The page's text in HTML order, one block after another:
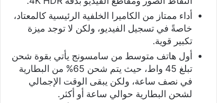
أداء ممتاز من الكاميرا الخلفية الرئيسية كالمعتاد،
خاصةً في تسجيل الفيديو، ولكن لا توجد ميزة
تكبير قوية.
أول هاتف متوسط من سامسونج يأتي بقوة شحن
تبلغ 45 واط، حيث يتم شحن 65% من البطارية
في نصف ساعة، ولكن يبقى الوقت الإجمالي
لشحن البطارية حوالي ساعة أو أكثر.